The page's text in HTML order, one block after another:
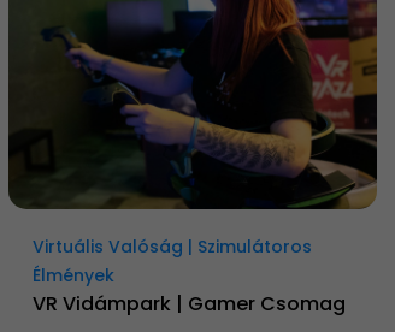
Virtuális Valóság | Szimulátoros
Élmények
VR Vidámpark | Gamer Csomag